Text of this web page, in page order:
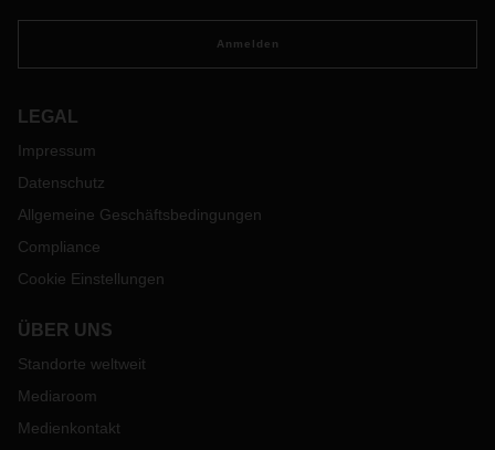
Anmelden
LEGAL
Impressum
Datenschutz
Allgemeine Geschäftsbedingungen
Compliance
Cookie Einstellungen
ÜBER UNS
Standorte weltweit
Mediaroom
Medienkontakt